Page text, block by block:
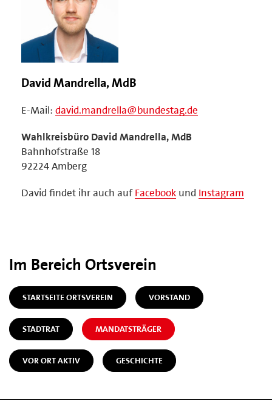
David Mandrella, MdB
E-Mail: david.mandrella@bundestag.de
Wahlkreisbüro David Mandrella, MdB
Bahnhofstraße 18
92224 Amberg
David findet ihr auch aufFacebook und Instagram
Im Bereich Ortsverein
STARTSEITE ORTSVEREIN VORSTAND
STADTRAT MANDATSTRÄGER
VOR ORT AKTIV GESCHICHTE